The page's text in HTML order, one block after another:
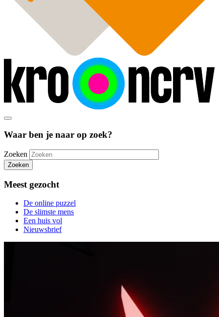
Waar ben je naar op zoek?
Zoeken
Zoeken
Meest gezocht
De online puzzel
De slimste mens
Een huis vol
Nieuwsbrief